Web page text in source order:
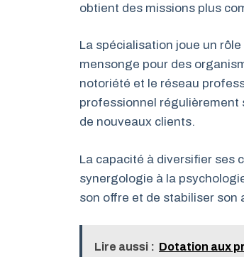
obtient des missions plus
La spécialisation joue un
mensonge pour des
notoriété et le réseau
professionnel régulièrement
de nouveaux clients.
La capacité à diversifier ses
synergologie à la
son offre et de stabiliser son
Lire aussi : Dotation aux